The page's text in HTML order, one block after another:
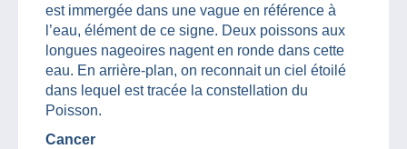
est immergée dans une vague en référence à
l’eau, élément de ce signe. Deux poissons aux
longues nageoires nagent en ronde dans cette
eau. En arrière-plan, on reconnait un ciel étoilé
dans lequel est tracée la constellation du
Poisson.
Cancer